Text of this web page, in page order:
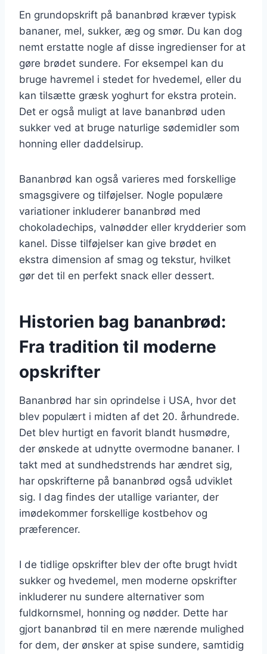
En grundopskrift på bananbrød kræver typisk
bananer, mel, sukker, æg og smør. Du kan dog
nemt erstatte nogle af disse ingredienser for at
gøre brødet sundere. For eksempel kan du
bruge havremel i stedet for hvedemel, eller du
kan tilsætte græsk yoghurt for ekstra protein.
Det er også muligt at lave bananbrød uden
sukker ved at bruge naturlige sødemidler som
honning eller daddelsirup.
Bananbrød kan også varieres med forskellige
smagsgivere og tilføjelser. Nogle populære
variationer inkluderer bananbrød med
chokoladechips, valnødder eller krydderier som
kanel. Disse tilføjelser kan give brødet en
ekstra dimension af smag og tekstur, hvilket
gør det til en perfekt snack eller dessert.
Historien bag bananbrød:
Fra tradition til moderne
opskrifter
Bananbrød har sin oprindelse i USA, hvor det
blev populært i midten af det 20. århundrede.
Det blev hurtigt en favorit blandt husmødre,
der ønskede at udnytte overmodne bananer. I
takt med at sundhedstrends har ændret sig,
har opskrifterne på bananbrød også udviklet
sig. I dag findes der utallige varianter, der
imødekommer forskellige kostbehov og
præferencer.
I de tidlige opskrifter blev der ofte brugt hvidt
sukker og hvedemel, men moderne opskrifter
inkluderer nu sundere alternativer som
fuldkornsmel, honning og nødder. Dette har
gjort bananbrød til en mere nærende mulighed
for dem, der ønsker at spise sundere, samtidig